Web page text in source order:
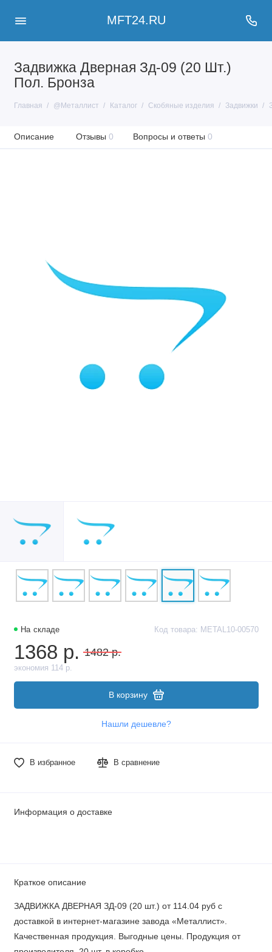
MFT24.RU
Задвижка Дверная Зд-09 (20 Шт.)
Пол. Бронза
Главная @Металлист Каталог Скобяные изделия Задвижки
Описание Отзывы 0 Вопросы и ответы 0
На складе Код товара: METAL10-00570
1368 р. 1482 р.
экономия 114 р.
В корзину
Нашли дешевле?
В избранное В сравнение
Информация о доставке
Краткое описание
ЗАДВИЖКА ДВЕРНАЯ ЗД-09 (20 шт.) от 114.04 руб с
доставкой в интернет-магазине завода «Металлист».
Качественная продукция. Выгодные цены. Продукция от